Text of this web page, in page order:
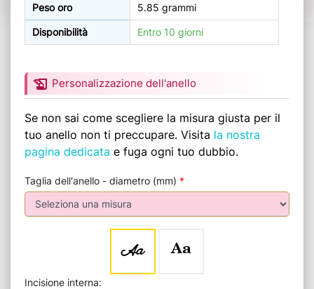
Peso oro 5.85 grammi
Disponibilità Entro 10 giorni
history_edu Personalizzazione dell'anello
Se non sai come scegliere la misura giusta per il
tuo anello non ti preccupare. Visita la nostra
pagina dedicata e fuga ogni tuo dubbio.
Taglia dell'anello - diametro (mm) *
Aa Aa
Incisione interna: